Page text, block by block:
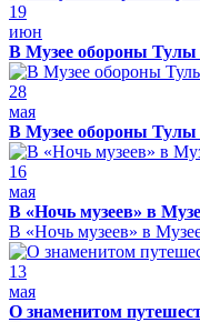
19
июн
В Музее обороны Тулы
28
мая
В Музее обороны Тулы
16
мая
В «Ночь музеев» в
В «Ночь музеев» в
13
мая
О знаменитом